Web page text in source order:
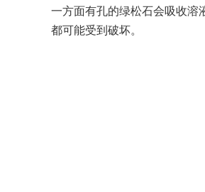
一方面有孔的绿松石会吸收溶
都可能受到破坏。